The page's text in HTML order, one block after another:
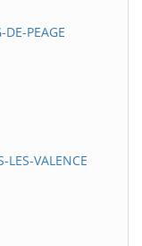
PEAGE
VALENCE